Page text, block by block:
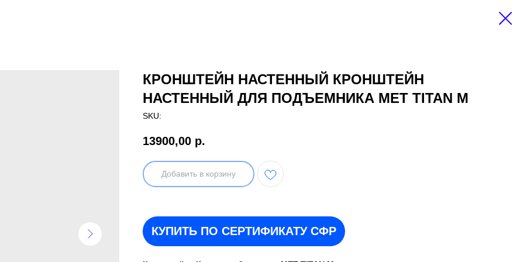
КРОНШТЕЙН НАСТЕННЫЙ КРОНШТЕЙН
НАСТЕННЫЙ ДЛЯ ПОДЪЕМНИКА MET TITAN M
SKU:
13900,00 р.
Добавить в корзину
КУПИТЬ ПО СЕРТИФИКАТУ СФР